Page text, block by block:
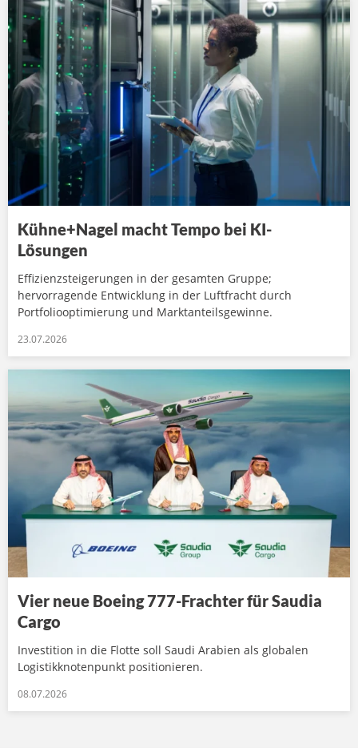
Kühne+Nagel macht Tempo bei KI-
Lösungen
Effizienzsteigerungen in der gesamten Gruppe;
hervorragende Entwicklung in der Luftfracht durch
Portfoliooptimierung und Marktanteilsgewinne.
23.07.2026
Vier neue Boeing 777-Frachter für Saudia
Cargo
Investition in die Flotte soll Saudi Arabien als globalen
Logistikknotenpunkt positionieren.
08.07.2026